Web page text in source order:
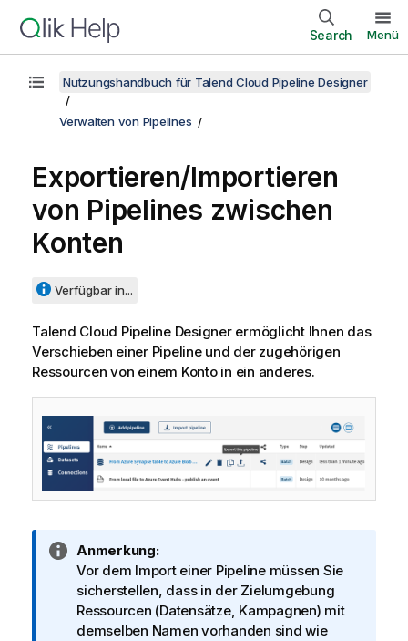
Search Menü
Nutzungshandbuch für Talend Cloud Pipeline Designer
Verwalten von Pipelines
Exportieren/Importieren
von Pipelines zwischen
Konten
Verfügbar in...
Talend Cloud Pipeline Designerermöglicht Ihnen das
Verschieben einer Pipeline und der zugehörigen
Ressourcen von einem Konto in ein anderes.
I
n
f
o
r
Anmerkung:
Vor dem Import einer Pipeline müssen Sie
sicherstellen, dass in der Zielumgebung
Ressourcen (Datensätze, Kampagnen) mit
demselben Namen vorhanden sind wie